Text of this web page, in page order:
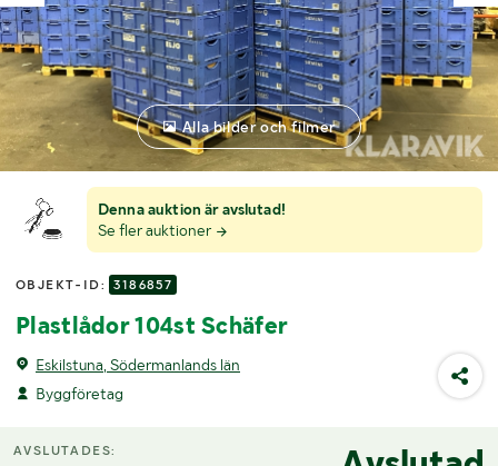
Denna auktion är avslutad!
Se fler auktioner
OBJEKT-ID: 3186857
Plastlådor 104st Schäfer
Eskilstuna, Södermanlands län
Byggföretag
Alla bilder och filmer
AVSLUTADES: